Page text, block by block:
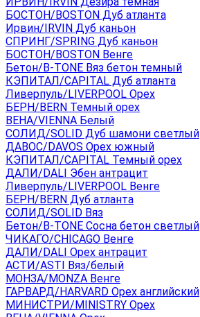
БОСТОН/BOSTON Дуб атланта
Ирвин/IRVIN Дуб каньон
СПРИНГ/SPRING Дуб каньон
БОСТОН/BOSTON Венге
Бетон/B-TONE Вяз бетон темный
КЭПИТАЛ/CAPITAL Дуб атланта
Ливерпуль/LIVERPOOL Орех
БЕРН/BERN Темный орех
ВЕНА/VIENNA Белый
СОЛИД/SOLID Дуб шамони светлый
ДАВОС/DAVOS Орех южный
КЭПИТАЛ/CAPITAL Темный орех
ДАЛИ/DALI Эбен антрацит
Ливерпуль/LIVERPOOL Венге
БЕРН/BERN Дуб атланта
СОЛИД/SOLID Вяз
Бетон/B-TONE Сосна бетон светлый
ЧИКАГО/CHICAGO Венге
ДАЛИ/DALI Орех антрацит
АСТИ/ASTI Вяз/белый
МОНЗА/MONZA Венге
ГАРВАРД/HARVARD Орех английский
МИНИСТРИ/MINISTRY Орех